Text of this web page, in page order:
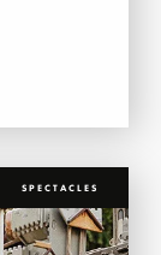
SPECTACLES